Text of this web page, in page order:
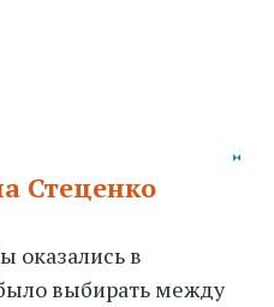
Стеценко
оказались в
выбирать между